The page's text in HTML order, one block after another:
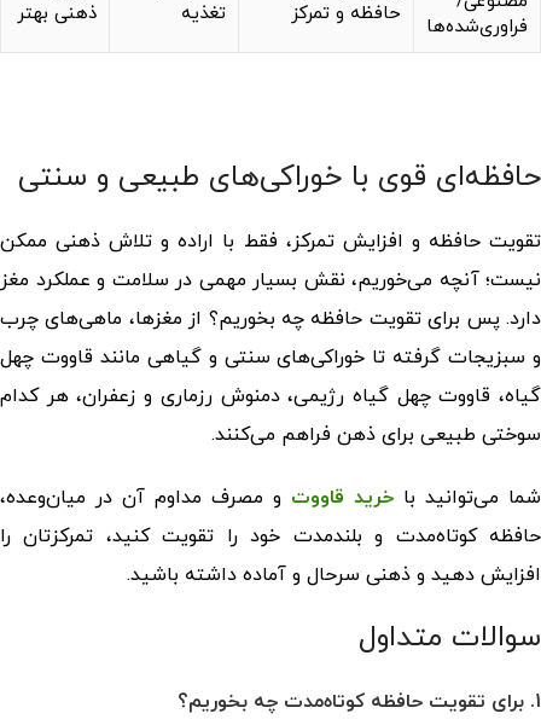
فراوری‌شده‌ها
حافظه و تمرکز
تغذیه
ذهنی بهتر
حافظه‌ای قوی با خوراکی‌های طبیعی و سنتی
تقویت حافظه و افزایش تمرکز، فقط با اراده و تلاش ذهنی ممکن
نیست؛ آنچه می‌خوریم، نقش بسیار مهمی در سلامت و عملکرد مغز
دارد. پس برای تقویت حافظه چه بخوریم؟ از مغزها، ماهی‌های چرب
و سبزیجات گرفته تا خوراکی‌های سنتی و گیاهی مانند قاووت چهل
گیاه، قاووت چهل گیاه رژیمی، دمنوش رزماری و زعفران، هر کدام
سوختی طبیعی برای ذهن فراهم می‌کنند.
شما می‌توانید با خرید قاووت و مصرف مداوم آن در میان‌وعده،
حافظه کوتاه‌مدت و بلندمدت خود را تقویت کنید، تمرکزتان را
افزایش دهید و ذهنی سرحال و آماده داشته باشید.
سوالات متداول
1. برای تقویت حافظه کوتاه‌مدت چه بخوریم؟